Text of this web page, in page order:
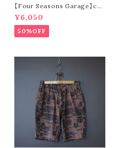
【Four Seasons Garage】che
ck satin stretch short pants
(green)
¥6,050
50%OFF